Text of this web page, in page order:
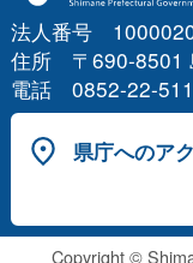
法人番号
住所 〒690-8501
電話 0852-22-
県庁へのア
Copyright ©